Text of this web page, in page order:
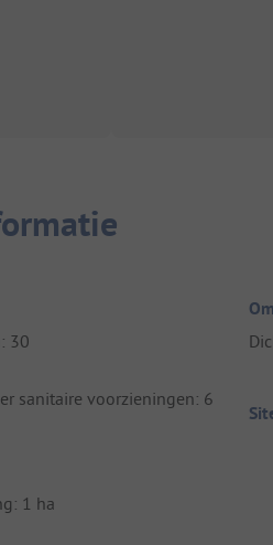
30
sanitaire voorzieningen: 6
1 ha